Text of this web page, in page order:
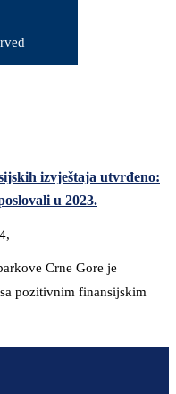
izvještaja utvrđeno:
u 2023.
Crne Gore je
pozitivnim finansijskim